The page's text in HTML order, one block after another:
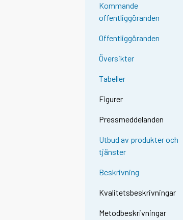
Kommande
offentliggöranden
Offentliggöranden
Översikter
Tabeller
Figurer
Pressmeddelanden
Utbud av produkter och
tjänster
Beskrivning
Kvalitetsbeskrivningar
Metodbeskrivningar